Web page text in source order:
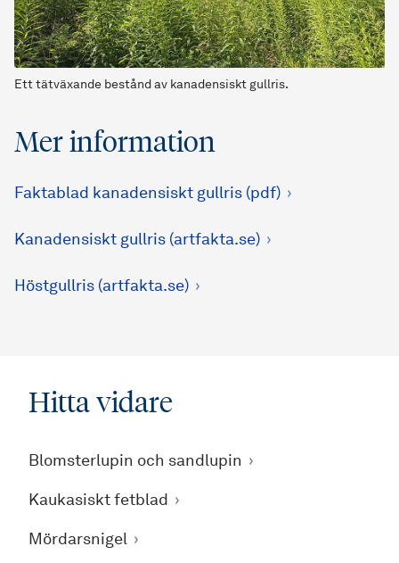
Ett tätväxande bestånd av kanadensiskt gullris.
Mer information
Faktablad kanadensiskt gullris (pdf)
Kanadensiskt gullris (artfakta.se)
Höstgullris (artfakta.se)
Hitta vidare
Blomsterlupin och sandlupin
Kaukasiskt fetblad
Mördarsnigel